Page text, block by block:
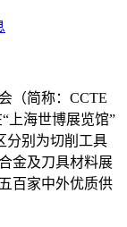
（简称：CCTE
上海世博展览馆”
分别为切削工具
金及刀具材料展
百家中外优质供